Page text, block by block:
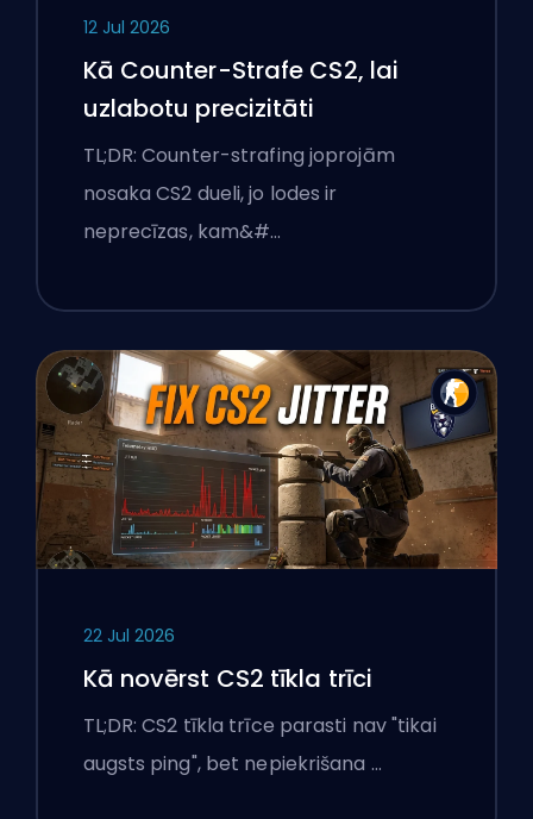
12 Jul 2026
Kā Counter-Strafe CS2, lai
uzlabotu precizitāti
TL;DR: Counter-strafing joprojām
nosaka CS2 dueli, jo lodes ir
neprecīzas, kam&#…
22 Jul 2026
Kā novērst CS2 tīkla trīci
TL;DR: CS2 tīkla trīce parasti nav "tikai
augsts ping", bet nepiekrišana …